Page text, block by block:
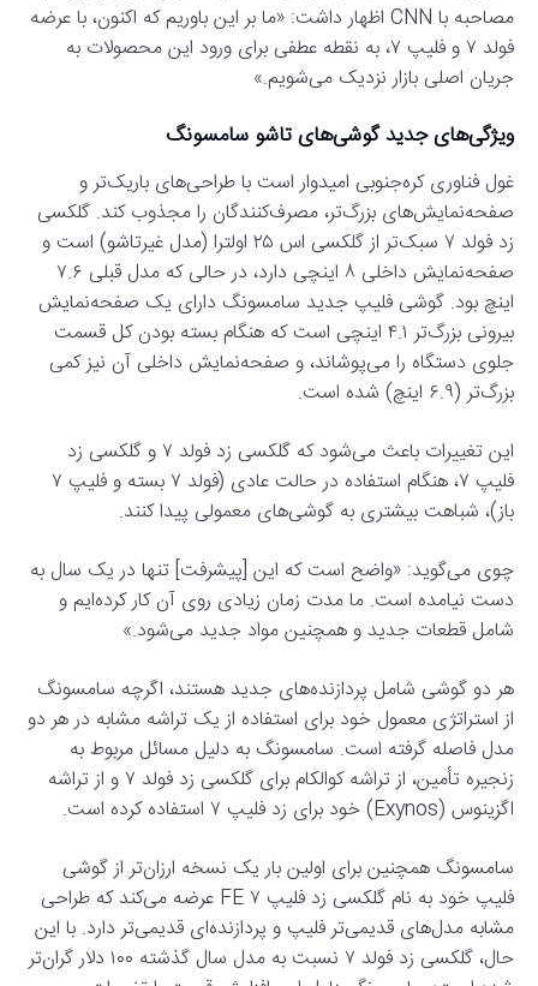
مصاحبه با CNN اظهار داشت: «ما بر این باوریم که اکنون، با عرضه
فولد ۷ و فلیپ ۷، به نقطه عطفی برای ورود این محصولات به
جریان اصلی بازار نزدیک می‌شویم.»
ویژگی‌های جدید گوشی‌های تاشو سامسونگ
غول فناوری کره‌جنوبی امیدوار است با طراحی‌های باریک‌تر و
صفحه‌نمایش‌های بزرگ‌تر، مصرف‌کنندگان را مجذوب کند. گلکسی
زد فولد ۷ سبک‌تر از گلکسی اس ۲۵ اولترا (مدل غیرتاشو) است و
صفحه‌نمایش داخلی ۸ اینچی دارد، در حالی که مدل قبلی ۷.۶
اینچ بود. گوشی فلیپ جدید سامسونگ دارای یک صفحه‌نمایش
بیرونی بزرگ‌تر ۴.۱ اینچی است که هنگام بسته بودن کل قسمت
جلوی دستگاه را می‌پوشاند، و صفحه‌نمایش داخلی آن نیز کمی
بزرگ‌تر (۶.۹ اینچ) شده است.
این تغییرات باعث می‌شود که گلکسی زد فولد ۷ و گلکسی زد
فلیپ ۷، هنگام استفاده در حالت عادی (فولد ۷ بسته و فلیپ ۷
باز)، شباهت بیشتری به گوشی‌های معمولی پیدا کنند.
چوی می‌گوید: «واضح است که این [پیشرفت] تنها در یک سال به
دست نیامده است. ما مدت زمان زیادی روی آن کار کرده‌ایم و
شامل قطعات جدید و همچنین مواد جدید می‌شود.»
هر دو گوشی شامل پردازنده‌های جدید هستند، اگرچه سامسونگ
از استراتژی معمول خود برای استفاده از یک تراشه مشابه در هر دو
مدل فاصله گرفته است. سامسونگ به دلیل مسائل مربوط به
زنجیره تأمین، از تراشه کوالکام برای گلکسی زد فولد ۷ و از تراشه
اگزینوس (Exynos) خود برای زد فلیپ ۷ استفاده کرده است.
سامسونگ همچنین برای اولین بار یک نسخه ارزان‌تر از گوشی
فلیپ خود به نام گلکسی زد فلیپ ۷ FE عرضه می‌کند که طراحی
مشابه مدل‌های قدیمی‌تر فلیپ و پردازنده‌ای قدیمی‌تر دارد. با این
حال، گلکسی زد فولد ۷ نسبت به مدل سال گذشته ۱۰۰ دلار گران‌تر